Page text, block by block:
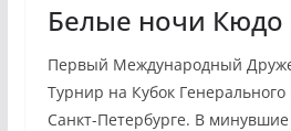
Белые ночи Кюдо
Первый Международный
Турнир на Кубок
Санкт-Петербурге. В